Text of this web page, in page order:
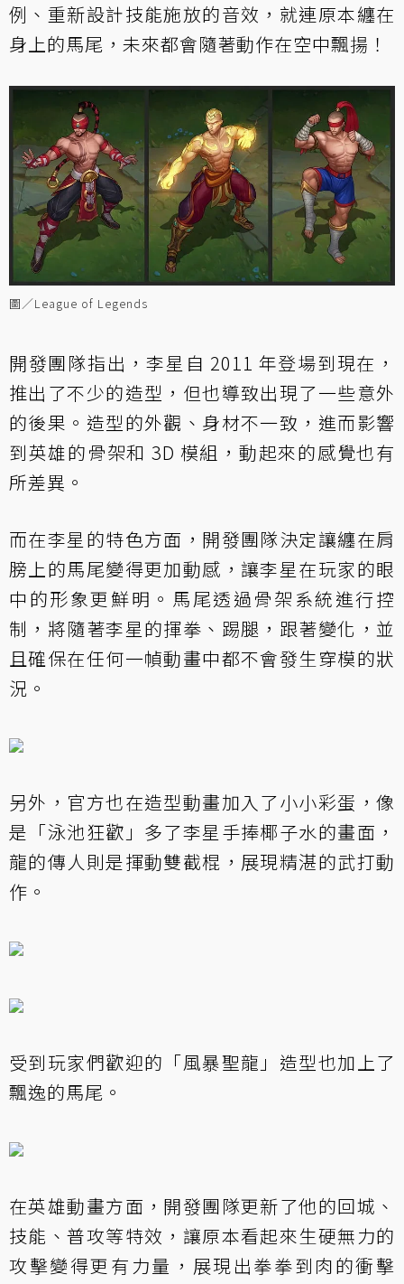
例、重新設計技能施放的音效，就連原本纏在
身上的馬尾，未來都會隨著動作在空中飄揚！
圖／League of Legends
開發團隊指出，李星自 2011 年登場到現在，
推出了不少的造型，但也導致出現了一些意外
的後果。造型的外觀、身材不一致，進而影響
到英雄的骨架和 3D 模組，動起來的感覺也有
所差異。
而在李星的特色方面，開發團隊決定讓纏在肩
膀上的馬尾變得更加動感，讓李星在玩家的眼
中的形象更鮮明。馬尾透過骨架系統進行控
制，將隨著李星的揮拳、踢腿，跟著變化，並
且確保在任何一幀動畫中都不會發生穿模的狀
況。
另外，官方也在造型動畫加入了小小彩蛋，像
是「泳池狂歡」多了李星手捧椰子水的畫面，
龍的傳人則是揮動雙截棍，展現精湛的武打動
作。
受到玩家們歡迎的「風暴聖龍」造型也加上了
飄逸的馬尾。
在英雄動畫方面，開發團隊更新了他的回城、
技能、普攻等特效，讓原本看起來生硬無力的
攻擊變得更有力量，展現出拳拳到肉的衝擊